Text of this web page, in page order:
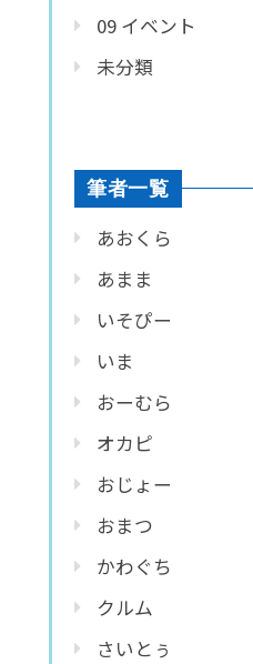
09 イベント
未分類
筆者一覧
あおくら
あまま
いそぴー
いま
おーむら
オカピ
おじょー
おまつ
かわぐち
クルム
さいとぅ